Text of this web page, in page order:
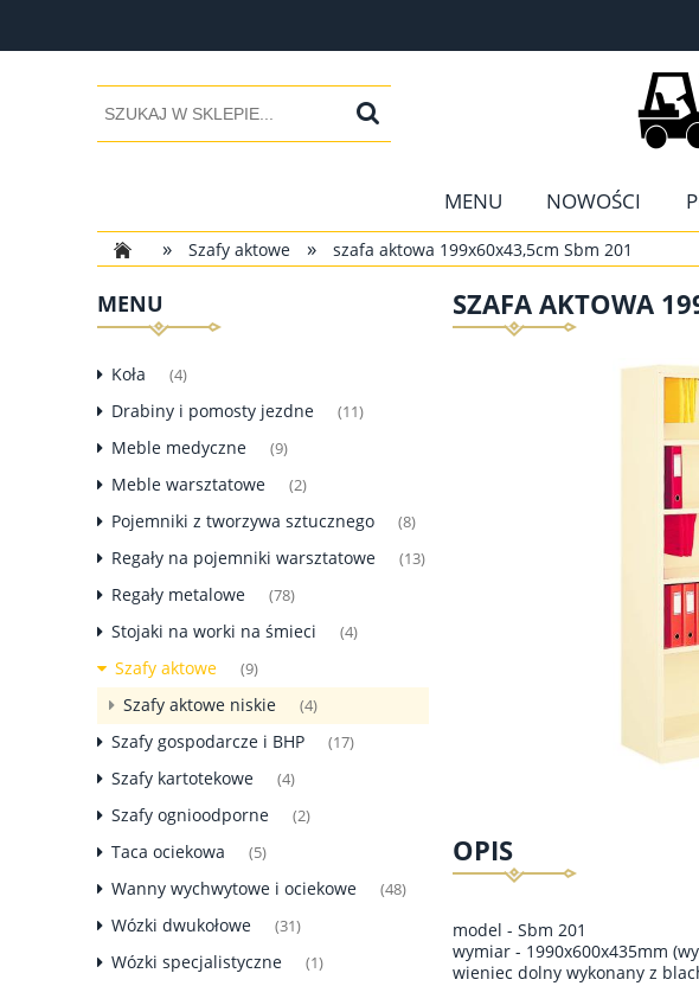
MENU NOWOŚCI
»
Szafy aktowe » szafa aktowa 199x60x43,5cm Sbm 201
MENU
Koła (4)
Drabiny i pomosty jezdne (11)
Meble medyczne (9)
Meble warsztatowe (2)
Pojemniki z tworzywa sztucznego (8)
Regały na pojemniki warsztatowe (13)
Regały metalowe (78)
Stojaki na worki na śmieci (4)
Szafy aktowe (9)
Szafy aktowe niskie (4)
Szafy gospodarcze i BHP (17)
Szafy kartotekowe (4)
Szafy ognioodporne (2)
Taca ociekowa (5)
Wanny wychwytowe i ociekowe (48)
Wózki dwukołowe (31)
Wózki specjalistyczne (1)
SZAFA AKTOWA
OPIS
model - Sbm 201
wymiar - 1990x600x435mm
wieniec dolny wykonany z